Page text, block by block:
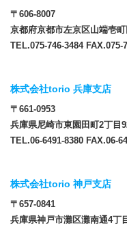
〒606-8007
京都府京都市左京区山端壱
TEL.075-746-3484 FAX.075-
株式会社torio 兵庫支店
〒661-0953
兵庫県尼崎市東園田町2丁
TEL.06-6491-8380 FAX.06-
株式会社torio 神戸支店
〒657-0841
兵庫県神戸市灘区灘南通4丁